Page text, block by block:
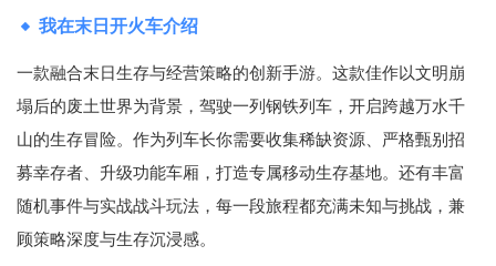
我在末日开火车介绍
一款融合末日生存与经营策略的创新手游。这款佳作以文明崩
塌后的废土世界为背景，驾驶一列钢铁列车，开启跨越万水千
山的生存冒险。作为列车长你需要收集稀缺资源、严格甄别招
募幸存者、升级功能车厢，打造专属移动生存基地。还有丰富
随机事件与实战战斗玩法，每一段旅程都充满未知与挑战，兼
顾策略深度与生存沉浸感。